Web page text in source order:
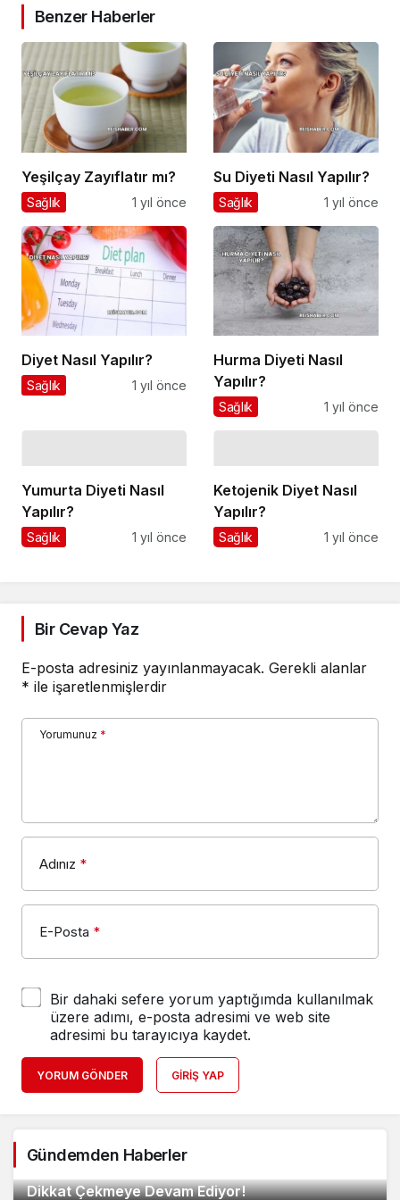
Benzer Haberler
Yeşilçay Zayıflatır mı?
Sağlık 1 yıl önce
Su Diyeti Nasıl Yapılır?
Sağlık 1 yıl önce
Diyet Nasıl Yapılır?
Sağlık 1 yıl önce
Hurma Diyeti Nasıl
Yapılır?
Sağlık 1 yıl önce
Yumurta Diyeti Nasıl
Yapılır?
Sağlık 1 yıl önce
Ketojenik Diyet Nasıl
Yapılır?
Sağlık 1 yıl önce
Bir Cevap Yaz
E-posta adresiniz yayınlanmayacak. Gerekli alanlar
* ile işaretlenmişlerdir
Yorumunuz *
Adınız *
E-Posta *
Bir dahaki sefere yorum yaptığımda kullanılmak
üzere adımı, e-posta adresimi ve web site
adresimi bu tarayıcıya kaydet.
YORUM GÖNDER GIRIŞ YAP
Gündemden Haberler
Dikkat Çekmeye Devam Ediyor!
2
Google Bilgi Panelinin İşletmelere Faydaları
3